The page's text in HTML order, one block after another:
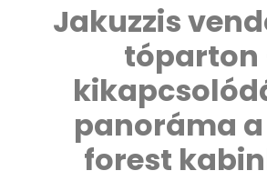
Jakuzzis
tóparton
panoráma
forest